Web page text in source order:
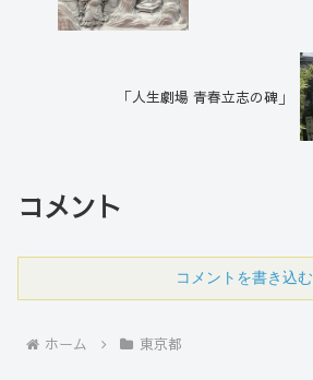
「人生劇場 青春立志の碑」
コメント
コメントを書き込む
ホーム 東京都